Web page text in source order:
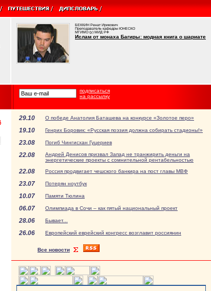
БЕККИН Ренат Ирикович
Преподаватель кафедры ЮНЕСКО
МГИМО (у) МИД РФ
Ислам от монаха Багиры: модная книга о шариате
подписаться
на рассылку
29.10 О победе Анатолия Баташева на конкурсе «Золотое перо»
19.10 Генрих Боровик: «Русская поэзия должна собирать стадионы!»
23.08 Погиб Чингисхан Гуцериев
22.08
Андрей Денисов призвал Запад не транжирить деньги на
энергетические проекты с сомнительной рентабельностью
22.08 Россия продвигает чешского банкира на пост главы МВФ
23.07 Потерян ноутбук
10.07 Памяти Тюлина
06.07 Олимпиада в Сочи – как пятый национальный проект
28.06 Бывает...
26.06 Европейский еврейский конгресс возглавит россиянин
Все новости